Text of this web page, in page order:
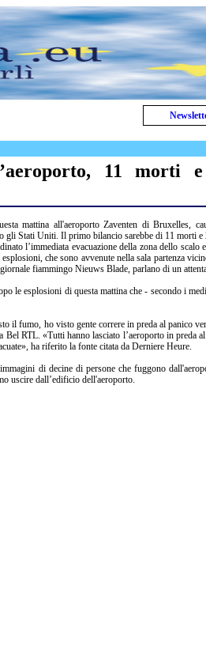
11
mattina all'aeroporto Zaventen di Bruxelles,
gli Stati Uniti. Il primo bilancio sarebbe di 11 morti
l’immediata evacuazione della zona dello scalo
che sono avvenute nella sala partenza
fiammingo Nieuws Blade, parlano di un
le esplosioni di questa mattina che - secondo i
il fumo, ho visto gente correre in preda al panico
RTL. «Tutti hanno lasciato l’aeroporto in preda
ha riferito la fonte citata da Derniere Heure.
di decine di persone che fuggono
uscire dall’edificio dell'aeroporto.